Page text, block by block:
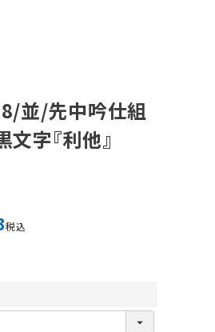
め
並/先中吟仕組
字『利他』
税込